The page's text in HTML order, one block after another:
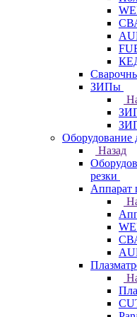
ЗИПы
Оборудование
Назад
резки
Аппарат